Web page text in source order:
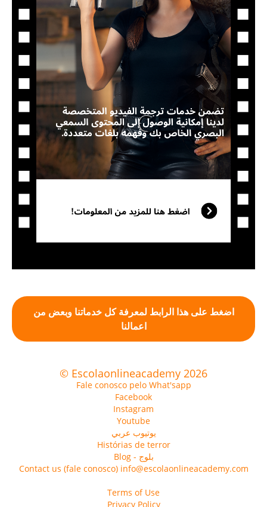
اضغط على هذا الرابط لمعرفة كل خدماتنا وبعض من
اعمالنا
© Escolaonlineacademy 2026
Fale conosco pelo What'sapp
Facebook
Instagram
Youtube
يوتيوب عربي
Histórias de terror
Blog - بلوج
Contact us (fale conosco) info@escolaonlineacademy.com
Terms of Use
Privacy Policy